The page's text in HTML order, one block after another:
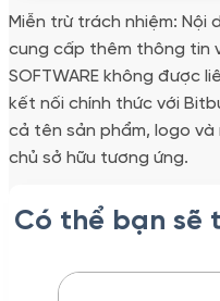
Miễn trừ trách nhiệm: Nội
cung cấp thêm thông tin
SOFTWARE không được
kết nối chính thức với
cả tên sản phẩm, logo
chủ sở hữu tương ứng.
Có thể bạn sẽ